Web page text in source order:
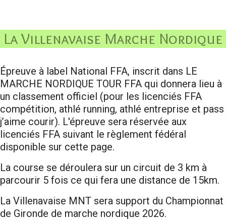
La Villenavaise Marche Nordique
Épreuve à label National FFA, inscrit dans LE
MARCHE NORDIQUE TOUR FFA qui donnera lieu à
un classement officiel (pour les licenciés FFA
compétition, athlé running, athlé entreprise et pass
j’aime courir). L'épreuve sera réservée aux
licenciés FFA suivant le règlement fédéral
disponible sur cette page.
La course se déroulera sur un circuit de 3 km à
parcourir 5 fois ce qui fera une distance de 15km.
La Villenavaise MNT sera support du Championnat
de Gironde de marche nordique 2026.